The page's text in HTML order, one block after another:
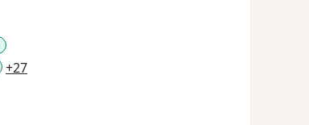
+27a11y_sr_more_diseases